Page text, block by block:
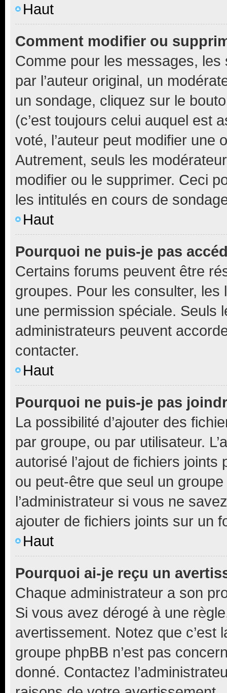
Haut
Comment modifier ou
Comme pour les messages,
par l’auteur original, un
un sondage, cliquez sur le
(c’est toujours celui auquel est
voté, l’auteur peut modifier une
Autrement, seuls les
modifier ou le supprimer. Ceci
les intitulés en cours de
Haut
Pourquoi ne puis-je pas
Certains forums peuvent être
groupes. Pour les consulter,
une permission spéciale. Seuls
administrateurs peuvent
contacter.
Haut
Pourquoi ne puis-je pas
La possibilité d’ajouter des
par groupe, ou par utilisateur.
autorisé l’ajout de fichiers
ou peut-être que seul un
l’administrateur si vous ne
ajouter de fichiers joints sur un
Haut
Pourquoi ai-je reçu un
Chaque administrateur a son
Si vous avez dérogé à une
avertissement. Notez que c’est
groupe phpBB n’est pas
donné. Contactez